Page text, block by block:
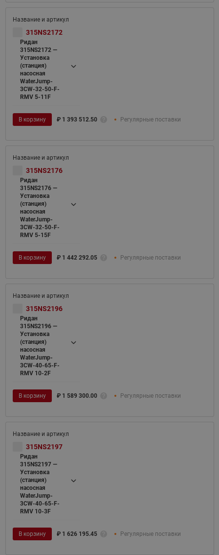
315NS2172
Ридан
315NS2172 —
Установка
(станция)
насосная
WaterJump-
3CW-32-50-F-
RMV 5-11F
В корзину ₽ 1 393 512.50 Регулярные поставки
315NS2176
Ридан
315NS2176 —
Установка
(станция)
насосная
WaterJump-
3CW-32-50-F-
RMV 5-15F
В корзину ₽ 1 442 292.05 Регулярные поставки
315NS2196
Ридан
315NS2196 —
Установка
(станция)
насосная
WaterJump-
3CW-40-65-F-
RMV 10-2F
В корзину ₽ 1 589 300.00 Регулярные поставки
315NS2197
Ридан
315NS2197 —
Установка
(станция)
насосная
WaterJump-
3CW-40-65-F-
RMV 10-3F
В корзину ₽ 1 626 195.45 Регулярные поставки